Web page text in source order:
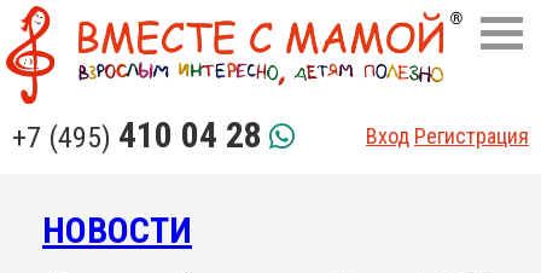
+7 (495) 410 04 28 Вход Регистрация
НОВОСТИ